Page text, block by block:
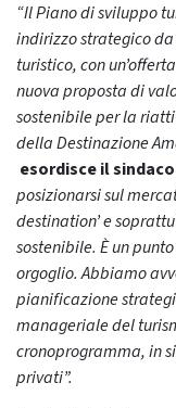
“Il Piano di sviluppo
indirizzo strategico
turistico, con
nuova proposta di
sostenibile per la
della Destinazione
esordisce il
posizionarsi sul
destination’ e
sostenibile. È un
orgoglio. Abbiamo
pianificazione
manageriale del
cronoprogramma, in
privati”.